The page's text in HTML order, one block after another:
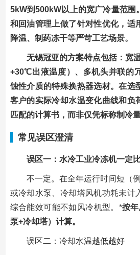
5kW到500kW以上的宽广冷量范围
和回油管理上做了针对性优化，适
降温、制药冻干等严苛工艺场景。
无锡冠亚的方案特点包括：宽
+30℃出液温度）、多机头并联的
蚀性介质的特殊换热器选材。在选
客户的实际冷却水温变化曲线和负
匹配的计算书，而非仅凭标称制冷
常见误区澄清
误区一：水冷工业冷冻机一定
不一定。在全年运行时间短（
或冷却水泵、冷却塔风机功耗未计
综合能效可能不如风冷机型。*按
泵+冷却塔）计算。
误区二：冷却水温越低越好